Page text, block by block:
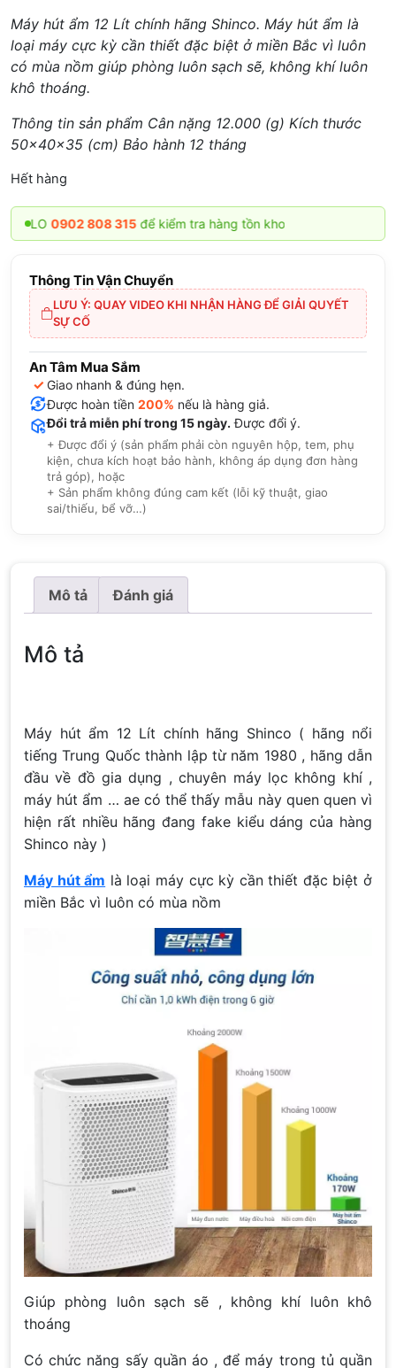
Máy hút ẩm 12 Lít chính hãng Shinco. Máy hút ẩm là
loại máy cực kỳ cần thiết đặc biệt ở miền Bắc vì luôn
có mùa nồm giúp phòng luôn sạch sẽ, không khí luôn
khô thoáng.
Thông tin sản phẩm Cân nặng 12.000 (g) Kích thước
50x40x35 (cm) Bảo hành 12 tháng
Hết hàng
0902 808 315để kiểm tra hàng tồn kho
Thông Tin Vận Chuyển
LƯU Ý: QUAY VIDEO KHI NHẬN HÀNG ĐỂ GIẢI QUYẾT
SỰ CỐ
An Tâm Mua Sắm
✓ Giao nhanh & đúng hẹn.
Được hoàn tiền 200% nếu là hàng giả.
Đổi trả miễn phí trong 15 ngày. Được đổi ý.
+ Được đổi ý (sản phẩm phải còn nguyên hộp, tem, phụ
kiện, chưa kích hoạt bảo hành, không áp dụng đơn hàng
trả góp), hoặc
+ Sản phẩm không đúng cam kết (lỗi kỹ thuật, giao
sai/thiếu, bể vỡ…)
Mô tả Đánh giá
Mô tả
Máy hút ẩm 12 Lít chính hãng Shinco ( hãng nổi
tiếng Trung Quốc thành lập từ năm 1980 , hãng dẫn
đầu về đồ gia dụng , chuyên máy lọc không khí ,
máy hút ẩm … ae có thể thấy mẫu này quen quen vì
hiện rất nhiều hãng đang fake kiểu dáng của hàng
Shinco này )
Máy hút ẩm là loại máy cực kỳ cần thiết đặc biệt ở
miền Bắc vì luôn có mùa nồm
Giúp phòng luôn sạch sẽ , không khí luôn khô
thoáng
Có chức năng sấy quần áo , để máy trong tủ quần